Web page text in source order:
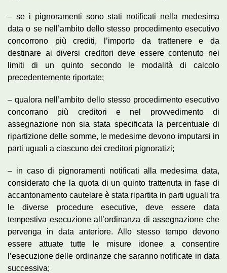
– se i pignoramenti sono stati notificati nella medesima
data o se nell’ambito dello stesso procedimento esecutivo
concorrono più crediti, l’importo da trattenere e da
destinare ai diversi creditori deve essere contenuto nei
limiti di un quinto secondo le modalità di calcolo
precedentemente riportate;
– qualora nell’ambito dello stesso procedimento esecutivo
concorrano più creditori e nel provvedimento di
assegnazione non sia stata specificata la percentuale di
ripartizione delle somme, le medesime devono imputarsi in
parti uguali a ciascuno dei creditori pignoratizi;
– in caso di pignoramenti notificati alla medesima data,
considerato che la quota di un quinto trattenuta in fase di
accantonamento cautelare è stata ripartita in parti uguali tra
le diverse procedure esecutive, deve essere data
tempestiva esecuzione all’ordinanza di assegnazione che
pervenga in data anteriore. Allo stesso tempo devono
essere attuate tutte le misure idonee a consentire
l’esecuzione delle ordinanze che saranno notificate in data
successiva;